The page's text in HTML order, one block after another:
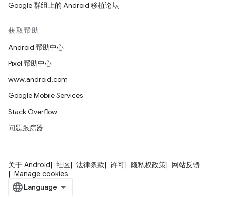
Google 群组上的 Android 移植论坛
获取帮助
Android 帮助中心
Pixel 帮助中心
www.android.com
Google Mobile Services
Stack Overflow
问题跟踪器
关于 Android 社区 法律条款 许可 隐私权政策
网站反馈
Manage cookies